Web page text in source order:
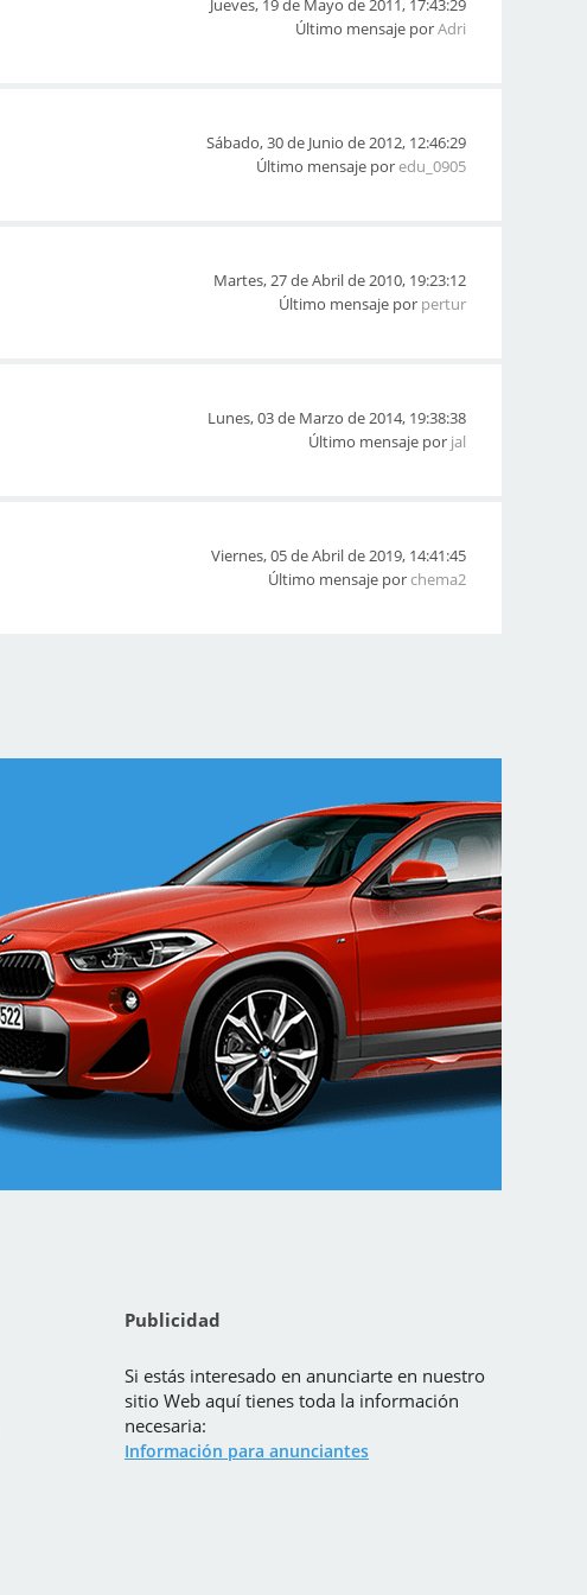
Jueves, 19 de Mayo de 2011, 17:43:29
Último mensaje porAdri
Sábado, 30 de Junio de 2012, 12:46:29
Último mensaje poredu_0905
Martes, 27 de Abril de 2010, 19:23:12
Último mensaje por pertur
Lunes, 03 de Marzo de 2014, 19:38:38
Último mensaje por jal
Viernes, 05 de Abril de 2019, 14:41:45
Último mensaje porchema2
Publicidad
Si estás interesado en anunciarte en nuestro
sitio Web aquí tienes toda la información
necesaria:
Información para anunciantes